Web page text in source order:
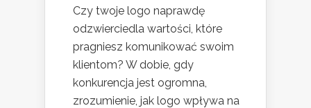
Czy twoje logo naprawdę
odzwierciedla wartości, które
pragniesz komunikować swoim
klientom? W dobie, gdy
konkurencja jest ogromna,
zrozumienie, jak logo wpływa na